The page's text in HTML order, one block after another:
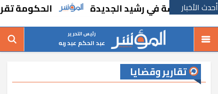
أحدث الأخبارفي رشيد الجديدة الحكومة تقر
رئيس التحرير
عبد الحكم عبد ربه
تقارير وقضايا